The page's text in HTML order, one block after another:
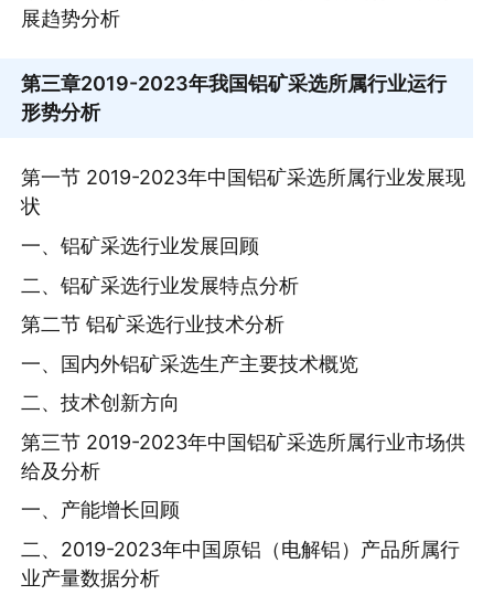
展趋势分析
第三章2019-2023年我国铝矿采选所属行业运行
形势分析
第一节 2019-2023年中国铝矿采选所属行业发展现
状
一、铝矿采选行业发展回顾
二、铝矿采选行业发展特点分析
第二节 铝矿采选行业技术分析
一、国内外铝矿采选生产主要技术概览
二、技术创新方向
第三节 2019-2023年中国铝矿采选所属行业市场供
给及分析
一、产能增长回顾
二、2019-2023年中国原铝（电解铝）产品所属行
业产量数据分析